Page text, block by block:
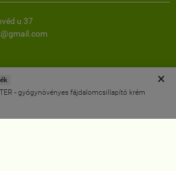
u 37
2011-2024
×
- gyógynövényes fájdalomcsillapító krém